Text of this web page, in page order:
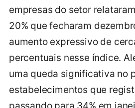
empresas do setor
20% que fecharam
aumento expressivo de
percentuais nesse índice.
uma queda significativa no
estabelecimentos que